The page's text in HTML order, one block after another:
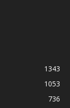
1343
1053
736